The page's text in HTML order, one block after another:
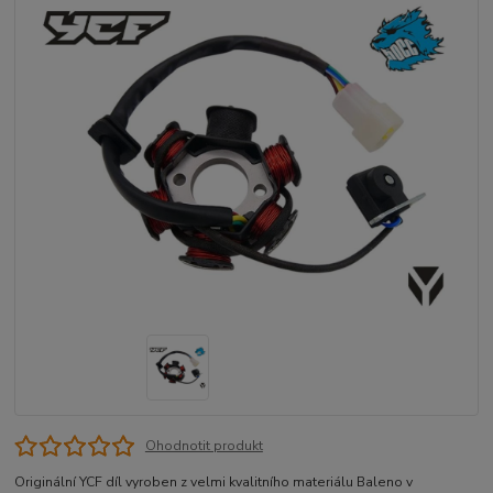
Ohodnotit produkt
Originální YCF díl vyroben z velmi kvalitního materiálu Baleno v